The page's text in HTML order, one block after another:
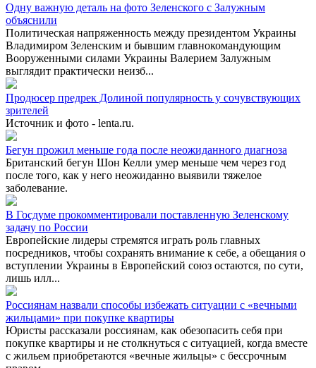
Одну важную деталь на фото Зеленского с Залужным
объяснили
Политическая напряженность между президентом Украины
Владимиром Зеленским и бывшим главнокомандующим
Вооруженными силами Украины Валерием Залужным
выглядит практически неизб...
Продюсер предрек Долиной популярность у сочувствующих
зрителей
Источник и фото - lenta.ru.
Бегун прожил меньше года после неожиданного диагноза
Британский бегун Шон Келли умер меньше чем через год
после того, как у него неожиданно выявили тяжелое
заболевание.
В Госдуме прокомментировали поставленную Зеленскому
задачу по России
Европейские лидеры стремятся играть роль главных
посредников, чтобы сохранять внимание к себе, а обещания о
вступлении Украины в Европейский союз остаются, по сути,
лишь илл...
Россиянам назвали способы избежать ситуации с «вечными
жильцами» при покупке квартиры
Юристы рассказали россиянам, как обезопасить себя при
покупке квартиры и не столкнуться с ситуацией, когда вместе
с жильем приобретаются «вечные жильцы» с бессрочным